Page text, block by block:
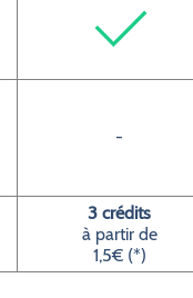
-
3 crédits
à partir de
1,5€ (*)